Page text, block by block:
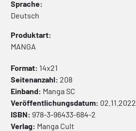
Sprache:
Deutsch
Produktart:
MANGA
Format: 14x21
Seitenanzahl: 208
Einband: Manga SC
Veröffentlichungsdatum: 02.11.2022
ISBN: 978-3-96433-684-2
Verlag: Manga Cult